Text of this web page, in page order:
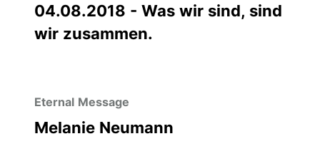
04.08.2018 - Was wir sind, sind
wir zusammen.
Eternal Message
Melanie Neumann